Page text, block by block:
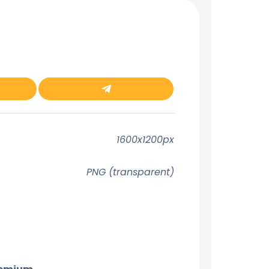
Partager
Télégramme
1600x1200px
PNG (transparent)